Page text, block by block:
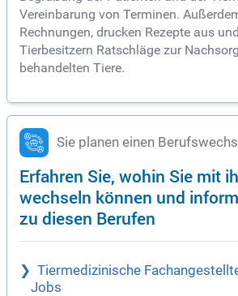
Vereinbarung von Terminen.
Rechnungen, drucken Rezepte aus
Tierbesitzern Ratschläge zur
behandelten Tiere.
Sie planen einen
Erfahren Sie, wohin Sie mit
wechseln können und
zu diesen Berufen
Tiermedizinische
Jobs